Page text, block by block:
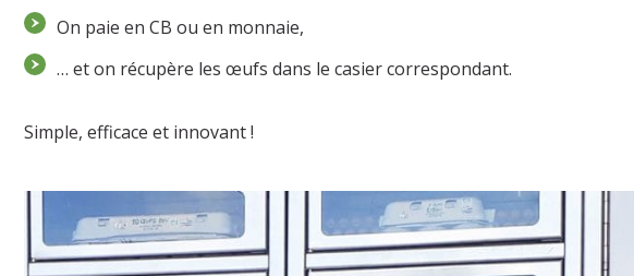
On paie en CB ou en monnaie,
… et on récupère les œufs dans le casier correspondant.
Simple, efficace et innovant !